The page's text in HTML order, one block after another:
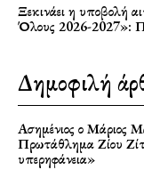
Ξεκινάει η υποβολή
Όλους 2026-2027»:
Δημοφιλή
Ασημένιος ο Μάριος
Πρωτάθλημα Ζίου
υπερηφάνεια»